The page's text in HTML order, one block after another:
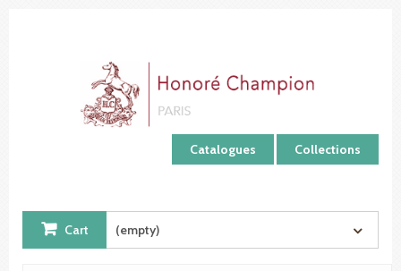
Catalogues Collections
Cart (empty)